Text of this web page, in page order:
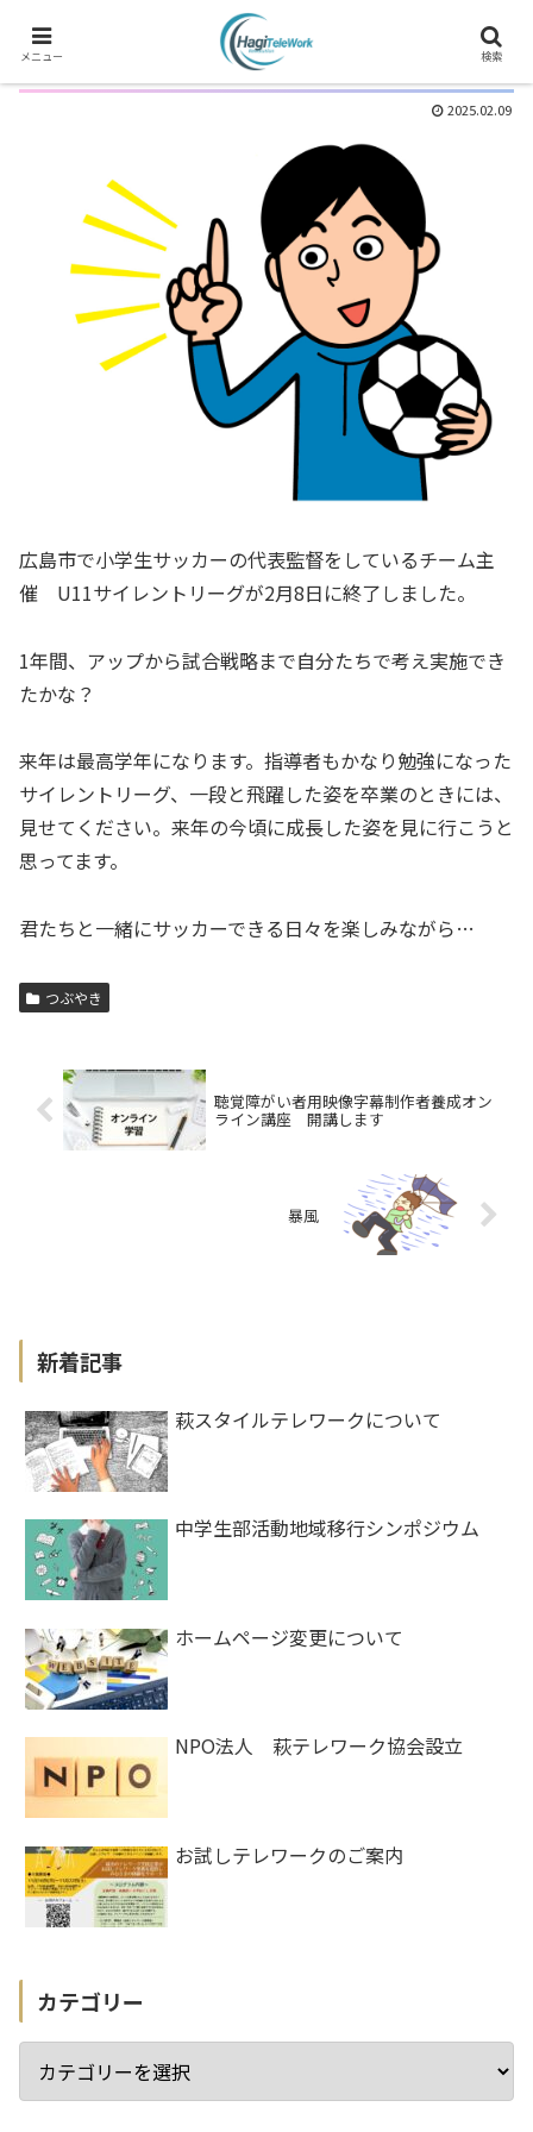
サッカーサイレントリーグ戦 最終節
2025.02.09
広島市で小学生サッカーの代表監督をしているチーム主
催 U11サイレントリーグが2月8日に終了しました。
1年間、アップから試合戦略まで自分たちで考え実施でき
たかな？
来年は最高学年になります。指導者もかなり勉強になった
サイレントリーグ、一段と飛躍した姿を卒業のときには、
見せてください。来年の今頃に成長した姿を見に行こうと
思ってます。
君たちと一緒にサッカーできる日々を楽しみながら…
つぶやき
聴覚障がい者用映像字幕制作者養成オン
ライン講座 開講します
暴風
新着記事
萩スタイルテレワークについて
中学生部活動地域移行シンポジウム
ホームページ変更について
NPO法人 萩テレワーク協会設立
お試しテレワークのご案内
カテゴリー
メニュー 検索